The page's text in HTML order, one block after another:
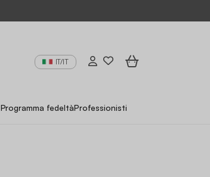
IT/IT
Programma fedeltàProfessionisti